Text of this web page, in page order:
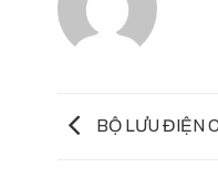
BỘ LƯU ĐIỆN